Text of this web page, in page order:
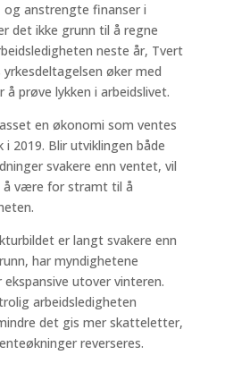
og anstrengte finanser i
det ikke grunn til å regne
neste år, Tvert
øker med
prøve lykken i arbeidslivet.
en økonomi som ventes
2019. Blir utviklingen både
svakere enn ventet, vil
være for stramt til å
er langt svakere enn
har myndighetene
utover vinteren.
arbeidsledigheten
det gis mer skatteletter,
reverseres.